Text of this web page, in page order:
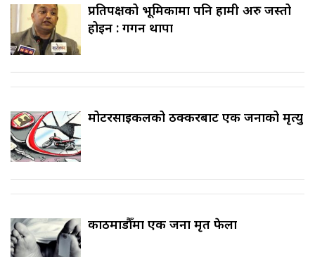
प्रतिपक्षको भूमिकामा पनि हामी अरु जस्तो
होइन : गगन थापा
मोटरसाइकलको ठक्करबाट एक जनाको मृत्यु
काठमाडौँमा एक जना मृत फेला